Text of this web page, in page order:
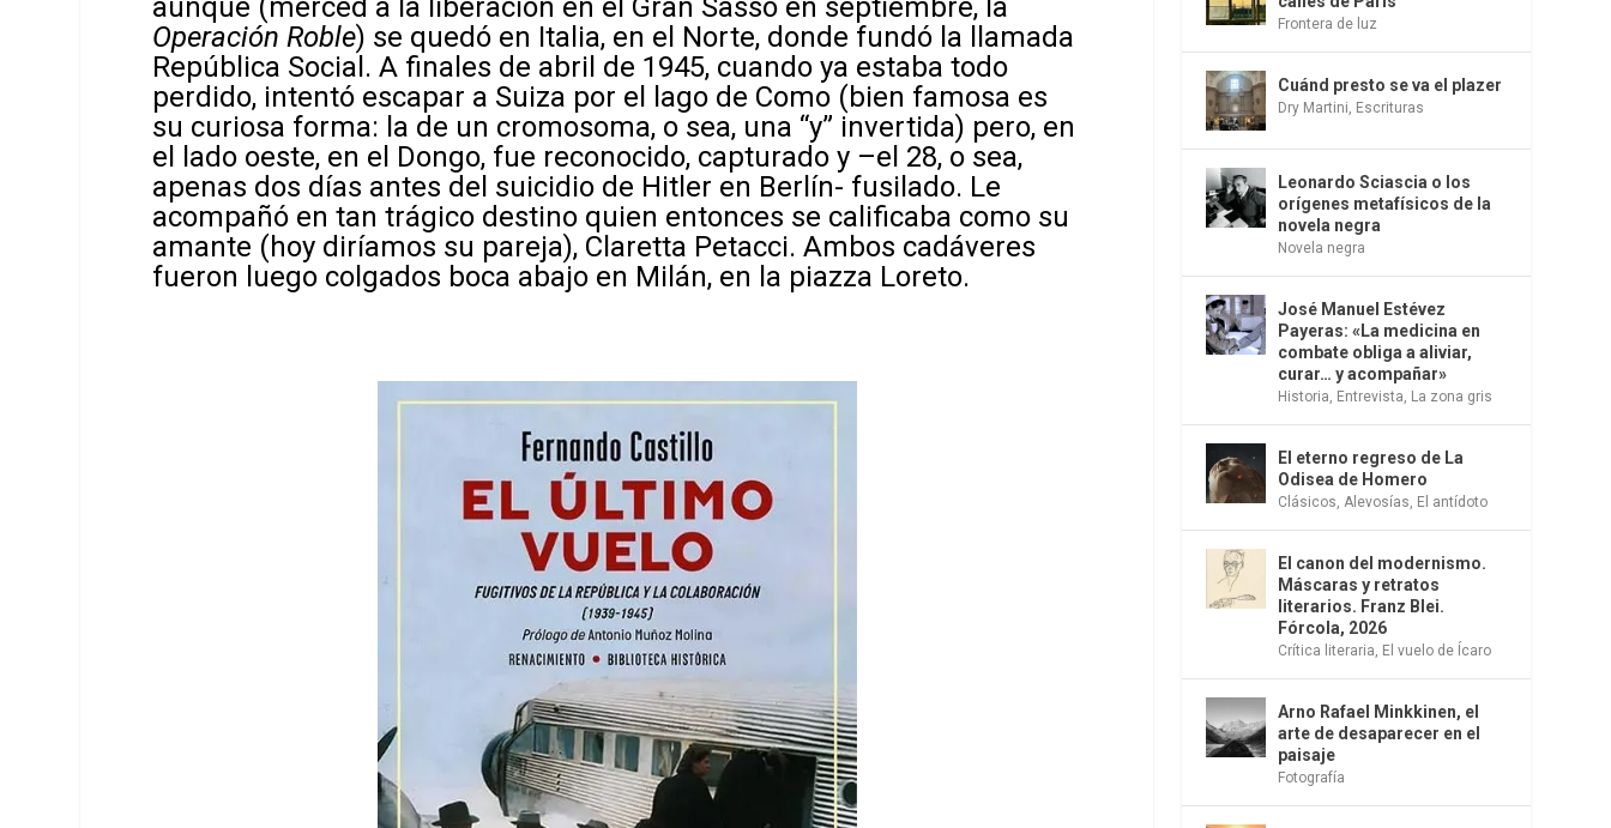
aunque (merced a la liberación en el Gran Sasso en septiembre, la
Operación Roble) se quedó en Italia, en el Norte, donde fundó la llamada
República Social. A finales de abril de 1945, cuando ya estaba todo
perdido, intentó escapar a Suiza por el lago de Como (bien famosa es
su curiosa forma: la de un cromosoma, o sea, una “y” invertida) pero, en
el lado oeste, en el Dongo, fue reconocido, capturado y –el 28, o sea,
apenas dos días antes del suicidio de Hitler en Berlín- fusilado. Le
acompañó en tan trágico destino quien entonces se calificaba como su
amante (hoy diríamos su pareja), Claretta Petacci. Ambos cadáveres
fueron luego colgados boca abajo en Milán, en la piazza Loreto.
Frontera de luz
Cuánd presto se va el plazer
Dry Martini, Escrituras
Leonardo Sciascia o los
orígenes metafísicos de la
novela negra
Novela negra
José Manuel Estévez
Payeras: «La medicina en
combate obliga a aliviar,
curar… y acompañar»
Historia, Entrevista, La zona gris
El eterno regreso de La
Odisea de Homero
Clásicos,Alevosías, El antídoto
El canon del modernismo.
Máscaras y retratos
literarios. Franz Blei.
Fórcola, 2026
Crítica literaria, El vuelo de Ícaro
Arno Rafael Minkkinen, el
arte de desaparecer en el
paisaje
Fotografía